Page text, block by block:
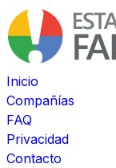
Inicio
Compañías
FAQ
Privacidad
Contacto